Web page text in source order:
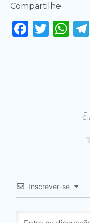
Compartilhe
Inscrever-se